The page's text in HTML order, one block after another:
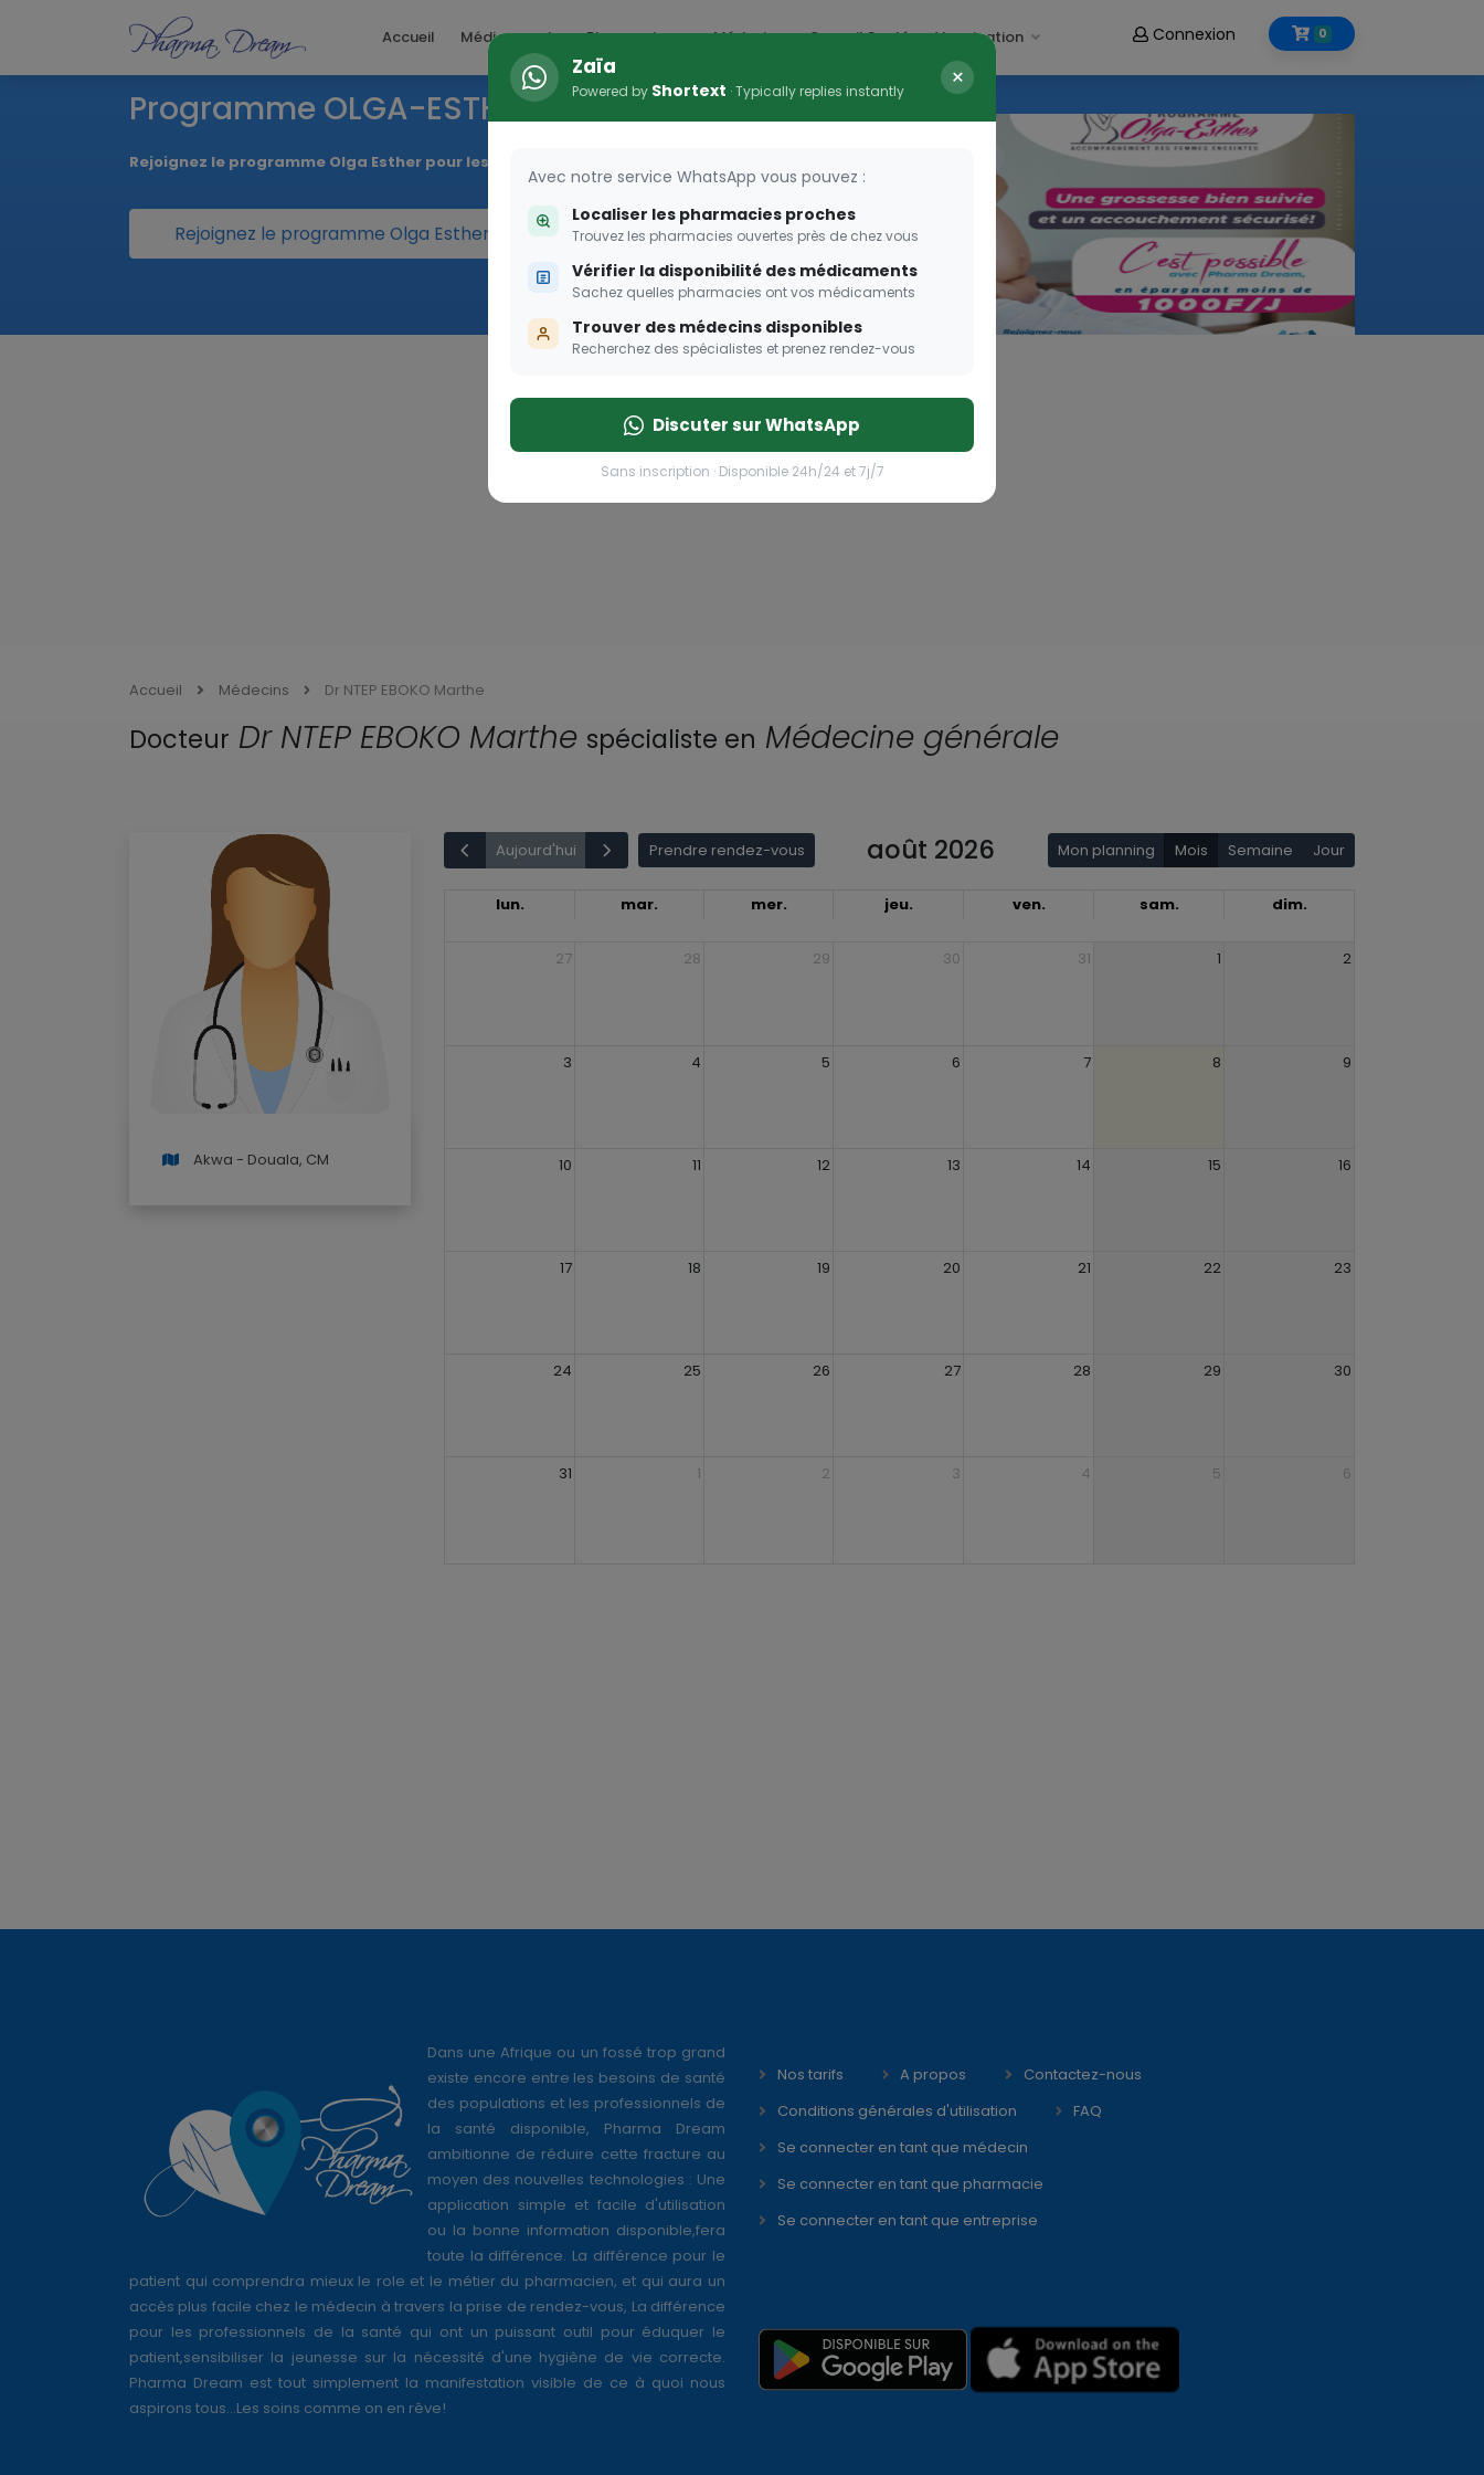
Accueil Médicaments Pharmacies Médecins Conseil Santé Vaccination 0
Connexion
Programme OLGA-ESTHER
Rejoignez le programme Olga Esther pour les femmes enceintes
Rejoignez le programme Olga Esther pour les femmes enceintes
Accueil Médecins Dr NTEP EBOKO Marthe
Docteur Dr NTEP EBOKO Marthe spécialiste en Médecine générale
Akwa - Douala, CM
Aujourd'hui Prendre rendez-vous août 2026 Mon planning Mois Semaine Jour
lun. mar. mer. jeu. ven. sam. dim.
27 28 29 30 31 1 2
3 4 5 6 7 8 9
10 11 12 13 14 15 16
17 18 19 20 21 22 23
24 25 26 27 28 29 30
31 1 2 3 4 5 6
Zaïa
Powered by Shortext · Typically replies instantly ×
Avec notre service WhatsApp vous pouvez :
Localiser les pharmacies proches
Trouvez les pharmacies ouvertes près de chez vous
Vérifier la disponibilité des médicaments
Sachez quelles pharmacies ont vos médicaments
Trouver des médecins disponibles
Recherchez des spécialistes et prenez rendez-vous
Discuter sur WhatsApp
Sans inscription · Disponible 24h/24 et 7j/7
Dans une Afrique ou un fossé trop grand
existe encore entre les besoins de santé
des populations et les professionnels de
la santé disponible, Pharma Dream
ambitionne de réduire cette fracture au
moyen des nouvelles technologies : Une
application simple et facile d'utilisation
ou la bonne information disponible,fera
toute la différence. La différence pour le
patient qui comprendra mieux le role et le métier du pharmacien, et qui aura un
accès plus facile chez le médecin à travers la prise de rendez-vous, La différence
pour les professionnels de la santé qui ont un puissant outil pour éduquer le
patient,sensibiliser la jeunesse sur la nécessité d'une hygiène de vie correcte.
Pharma Dream est tout simplement la manifestation visible de ce à quoi nous
aspirons tous...Les soins comme on en rêve!
Nos tarifs A propos
Contactez-nous
Conditions générales d'utilisation
FAQ
Se connecter en tant que médecin
Se connecter en tant que pharmacie
Se connecter en tant que entreprise